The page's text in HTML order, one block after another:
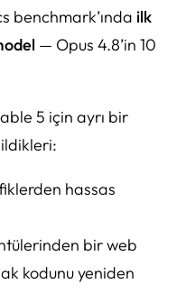
benchmark’ında ilk
— Opus 4.8’in 10
5 için ayrı bir
hassas
bir web
kodunu yeniden